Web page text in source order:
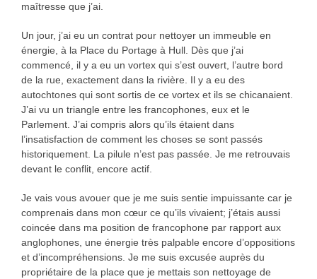
maîtresse que j’ai.
Un jour, j’ai eu un contrat pour nettoyer un immeuble en
énergie, à la Place du Portage à Hull. Dès que j’ai
commencé, il y a eu un vortex qui s’est ouvert, l’autre bord
de la rue, exactement dans la rivière. Il y a eu des
autochtones qui sont sortis de ce vortex et ils se chicanaient.
J’ai vu un triangle entre les francophones, eux et le
Parlement. J’ai compris alors qu’ils étaient dans
l’insatisfaction de comment les choses se sont passés
historiquement. La pilule n’est pas passée. Je me retrouvais
devant le conflit, encore actif.
Je vais vous avouer que je me suis sentie impuissante car je
comprenais dans mon cœur ce qu’ils vivaient; j’étais aussi
coincée dans ma position de francophone par rapport aux
anglophones, une énergie très palpable encore d’oppositions
et d’incompréhensions. Je me suis excusée auprès du
propriétaire de la place que je mettais son nettoyage de